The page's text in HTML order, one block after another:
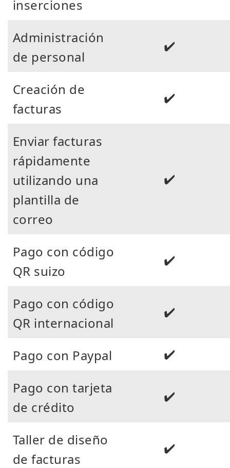
inserciones
Administración
de personal
✔️
Creación de
facturas
✔️
Enviar facturas
rápidamente
utilizando una
plantilla de
correo
✔️
Pago con código
QR suizo
✔️
Pago con código
QR internacional
✔️
Pago con Paypal
✔️
Pago con tarjeta
de crédito
✔️
Taller de diseño
de facturas
✔️